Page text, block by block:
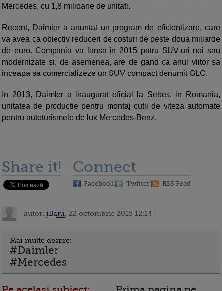
Mercedes, cu 1,8 milioane de unitati.
Recent, Daimler a anuntat un program de eficientizare, care
va avea ca obiectiv reduceri de costuri de peste doua miliarde
de euro. Compania va lansa in 2015 patru SUV-uri noi sau
modernizate si, de asemenea, are de gand ca anul viitor sa
inceapa sa comercializeze un SUV compact denumit GLC.
In 2013, Daimler a inaugurat oficial la Sebes, in Romania,
unitatea de productie pentru montaj cutii de viteza automate
pentru autoturismele de lux Mercedes-Benz.
Share it! Connect
Facebook Twitter RSS Feed
autor: iBani , 22 octombrie 2015 12:14
Mai multe despre:
#Daimler
#Mercedes